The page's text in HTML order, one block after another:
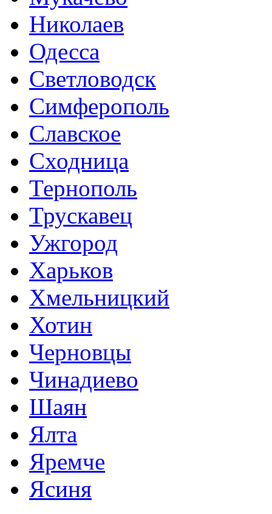
Николаев
Одесса
Светловодск
Симферополь
Славское
Сходница
Тернополь
Трускавец
Ужгород
Харьков
Хмельницкий
Хотин
Черновцы
Чинадиево
Шаян
Ялта
Яремче
Ясиня